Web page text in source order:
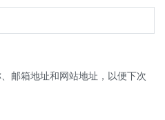
邮箱地址和网站地址，以便下次